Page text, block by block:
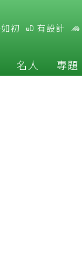
初 有設計
名人 專題